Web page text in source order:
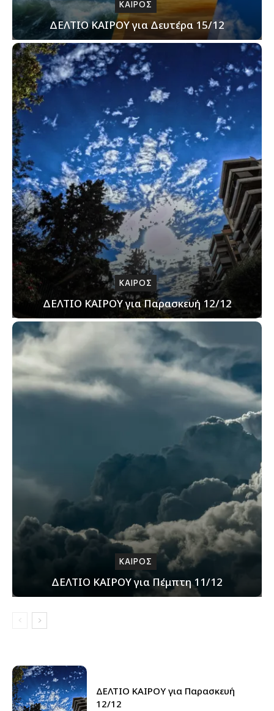
ΚΑΙΡΟΣ
ΔΕΛΤΙΟ ΚΑΙΡΟΥ για Δευτέρα 15/12
ΚΑΙΡΟΣ
ΔΕΛΤΙΟ ΚΑΙΡΟΥ για Παρασκευή 12/12
ΚΑΙΡΟΣ
ΔΕΛΤΙΟ ΚΑΙΡΟΥ για Πέμπτη 11/12
ΔΕΛΤΙΟ ΚΑΙΡΟΥ για Παρασκευή
12/12